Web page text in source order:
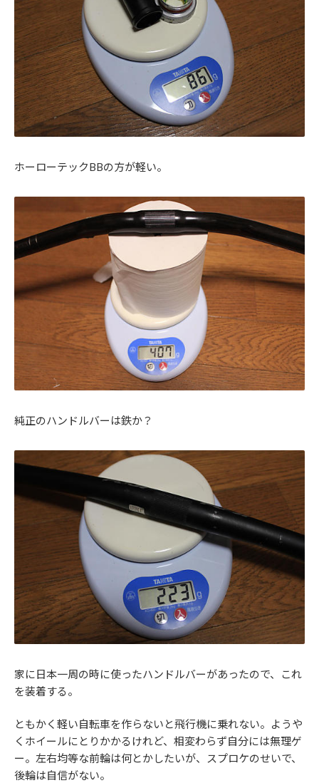
ホーローテックBBの方が軽い。
純正のハンドルバーは鉄か？
家に日本一周の時に使ったハンドルバーがあったので、これ
を装着する。
ともかく軽い自転車を作らないと飛行機に乗れない。ようや
くホイールにとりかかるけれど、相変わらず自分には無理ゲ
ー。左右均等な前輪は何とかしたいが、スプロケのせいで、
後輪は自信がない。